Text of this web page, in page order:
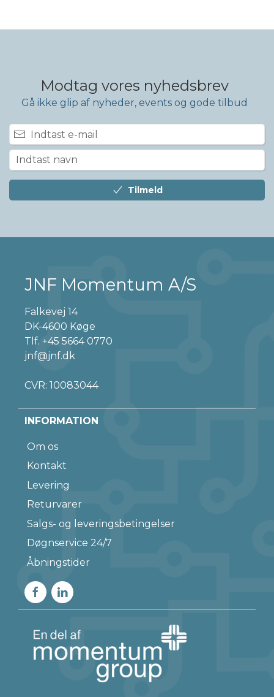
Modtag vores nyhedsbrev
Gå ikke glip af nyheder, events og gode tilbud
Tilmeld
JNF Momentum A/S
Falkevej 14
DK-4600 Køge
Tlf. +45 5664 0770
jnf@jnf.dk
CVR: 10083044
INFORMATION
Om os
Kontakt
Levering
Returvarer
Salgs- og leveringsbetingelser
Døgnservice 24/7
Åbningstider